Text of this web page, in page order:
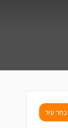
בחר עיר